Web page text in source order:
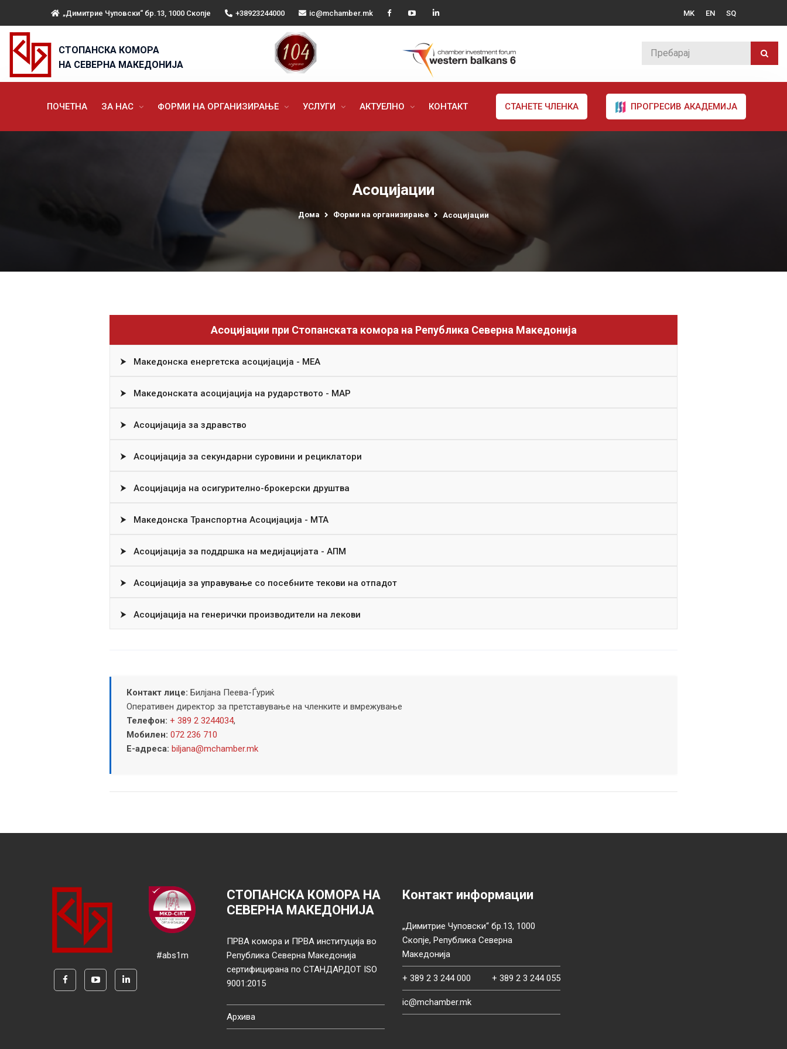
„Димитрие Чуповски“ бр.13, 1000 Скопје +38923244000 ic@mchamber.mk MK EN SQ
СТОПАНСКА КОМОРА
НА СЕВЕРНА МАКЕДОНИЈА
ПОЧЕТНА ЗА НАС ФОРМИ НА ОРГАНИЗИРАЊЕ УСЛУГИ АКТУЕЛНО КОНТАКТ СТАНЕТЕ ЧЛЕНКА ПРОГРЕСИВ АКАДЕМИЈА
Асоцијации
Дома Форми на организирање Асоцијации
Асоцијации при Стопанската комора на Република Северна Македонија
⮞ Македонска енергетска асоцијација - МЕА
⮞ Македонската асоцијација на рударството - МАР
⮞ Асоцијација за здравство
⮞ Асоцијација за секундарни суровини и рециклатори
⮞ Асоцијација на осигурително-брокерски друштва
⮞ Македонска Транспортна Асоцијација - МТА
⮞ Асоцијација за поддршка на медијацијата - АПМ
⮞ Асоцијација за управување со посебните текови на отпадот
⮞ Асоцијација на генерички производители на лекови
Контакт лице: Билјана Пеева-Ѓуриќ
Оперативен директор за претставување на членките и вмрежување
Телефон: + 389 2 3244034,
Мобилен: 072 236 710
Е-адреса: biljana@mchamber.mk
#abs1m
СТОПАНСКА КОМОРА НА
СЕВЕРНА МАКЕДОНИЈА
ПРВА комора и ПРВА институција во
Република Северна Македонија
сертифицирана по СТАНДАРДОТ ISO
9001:2015
Архива
Контакт информации
„Димитрие Чуповски“ бр.13, 1000
Скопје, Република Северна
Македонија
+ 389 2 3 244 000 + 389 2 3 244 055
ic@mchamber.mk